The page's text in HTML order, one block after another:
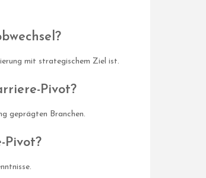
mit strategischem Ziel ist.
Pivot?
geprägten Branchen.